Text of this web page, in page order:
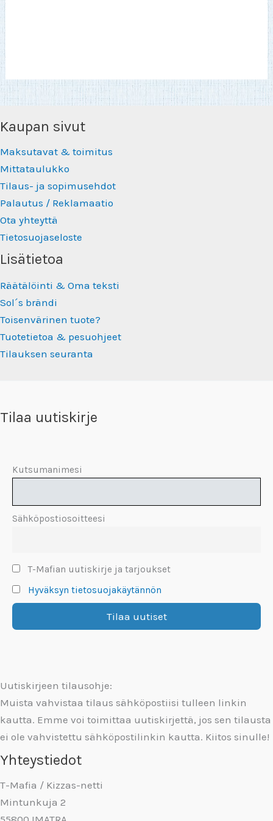
tuotteen
sivulla.
Voit
Kaupan sivut
Maksutavat & toimitus
Mittataulukko
Tilaus- ja sopimusehdot
Palautus / Reklamaatio
Ota yhteyttä
Tietosuojaseloste
Lisätietoa
Räätälöinti & Oma teksti
Sol´s brändi
Toisenvärinen tuote?
Tuotetietoa & pesuohjeet
Tilauksen seuranta
Tilaa uutiskirje
Kutsumanimesi
Sähköpostiosoitteesi
T-Mafian uutiskirje ja tarjoukset
Hyväksyn tietosuojakäytännön
Uutiskirjeen tilausohje:
Muista vahvistaa tilaus sähköpostiisi tulleen linkin
kautta. Emme voi toimittaa uutiskirjettä, jos sen tilausta
ei ole vahvistettu sähköpostilinkin kautta. Kiitos sinulle!
Yhteystiedot
T-Mafia / Kizzas-netti
Mintunkuja 2